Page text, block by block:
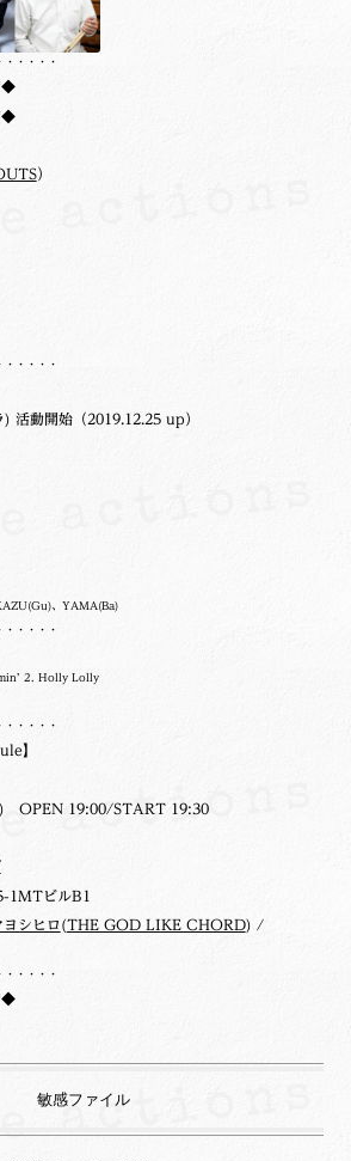
・・・・・
）
・・・・・
) 活動開始（2019.12.25 up）
、YAMA(Ba)
・・・・・
2. Holly Lolly
・・・・・
】
) OPEN 19:00/START 19:30
1MTビルB1
ヨシヒロ (THE GOD LIKE CHORD) /
・・・・・
敏感ファイル